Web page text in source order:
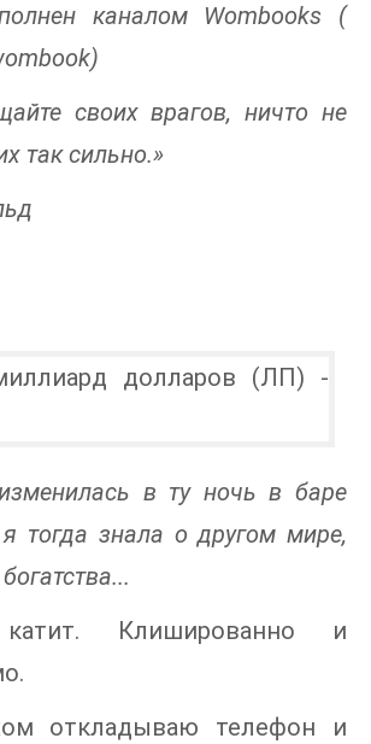
каналом Wombooks (
своих врагов, ничто не
так сильно.»
в ту ночь в баре
тогда знала о другом мире,
Клишированно и
откладываю телефон и